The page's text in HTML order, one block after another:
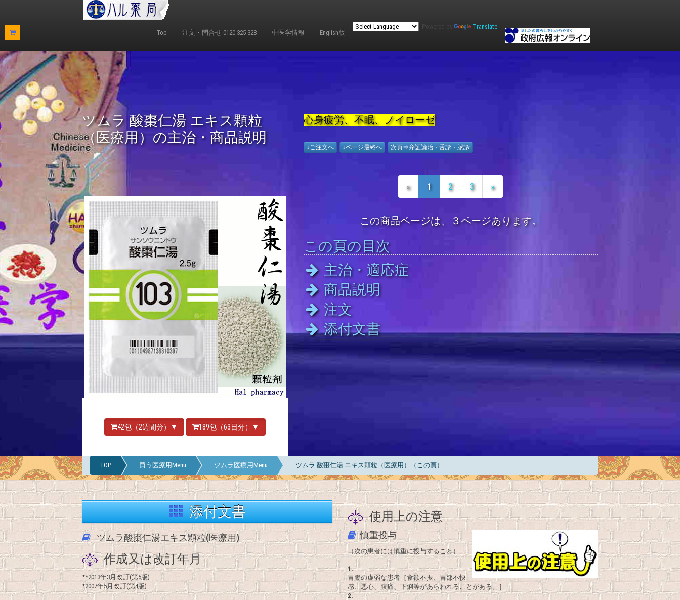
Top 注文・問合せ 0120-325-328 中医学情報 English版
Translate
ツムラ 酸棗仁湯 エキス顆粒
（医療用）の主治・商品説明
42包（2週間分）▼ 189包（63日分）▼
心身疲労、不眠、ノイローゼ
↓ご注文へ ↓ページ最終へ 次頁⇒弁証論治・舌診・脈診
« 1 2 3 »
この商品ページは、３ページあります。
この頁の目次
主治・適応症
商品説明
注文
添付文書
TOP 買う医療用Menu ツムラ医療用Menu ツムラ 酸棗仁湯 エキス顆粒（医療用）（この頁）
添付文書
ツムラ酸棗仁湯エキス顆粒(医療用)
作成又は改訂年月
**2013年3月改訂(第5版)
*2007年5月改訂(第4版)
使用上の注意
慎重投与
（次の患者には慎重に投与すること）
1.
胃腸の虚弱な患者［食欲不振、胃部不快
感、悪心、腹痛、下痢等があらわれることがある。］
2.